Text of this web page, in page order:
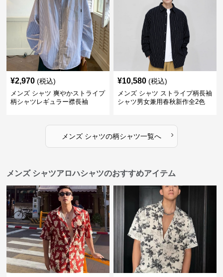
¥2,970 (税込)
メンズ シャツ 爽やかストライプ
柄シャツレギュラー襟長袖
¥10,580 (税込)
メンズ シャツ ストライプ柄長袖
シャツ男女兼用春秋新作全2色
メンズ シャツの柄シャツ一覧へ ›
メンズ シャツアロハシャツのおすすめアイテム